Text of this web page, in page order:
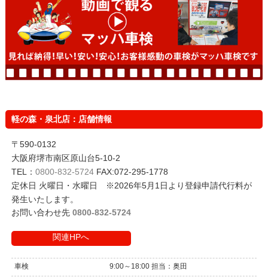
軽の森・泉北店：店舗情報
〒590-0132
大阪府堺市南区原山台5-10-2
TEL： 0800-832-5724FAX:072-295-1778
定休日 火曜日・水曜日 ※2026年5月1日より登録申請代行料が
発生いたします。
お問い合わせ先 0800-832-5724
関連HPへ
車検 9:00～18:00 担当：奥田